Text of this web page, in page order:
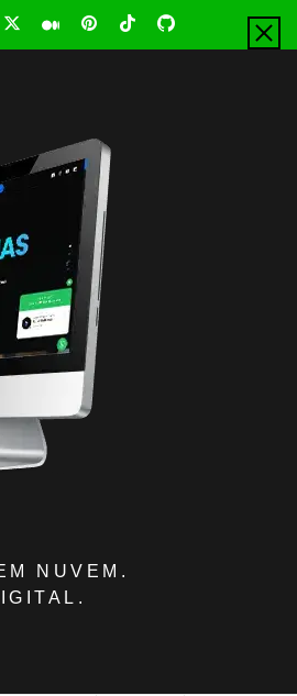
X PinterestTiktokGithub
NUVEM.